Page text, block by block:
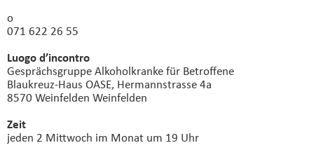
o
071 622 26 55
Luogo d’incontro
Gesprächsgruppe Alkoholkranke für Betroffene
Blaukreuz-Haus OASE, Hermannstrasse 4a
8570 Weinfelden Weinfelden
Zeit
jeden 2 Mittwoch im Monat um 19 Uhr